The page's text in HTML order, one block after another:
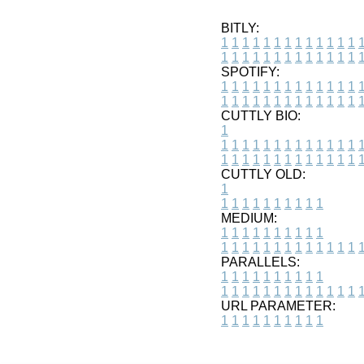
BITLY:
1 1 1 1 1 1 1 1 1 1 1 1 1 1
1 1 1 1 1 1 1 1 1 1 1 1 1 1
SPOTIFY:
1 1 1 1 1 1 1 1 1 1 1 1 1 1
1 1 1 1 1 1 1 1 1 1 1 1 1 1
CUTTLY BIO:
1
1 1 1 1 1 1 1 1 1 1 1 1 1 1
1 1 1 1 1 1 1 1 1 1 1 1 1 1
CUTTLY OLD:
1
1 1 1 1 1 1 1 1 1 1
MEDIUM:
1 1 1 1 1 1 1 1 1 1
1 1 1 1 1 1 1 1 1 1 1 1 1 1
PARALLELS:
1 1 1 1 1 1 1 1 1 1
1 1 1 1 1 1 1 1 1 1 1 1 1 1
URL PARAMETER:
1 1 1 1 1 1 1 1 1 1